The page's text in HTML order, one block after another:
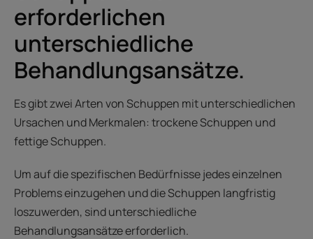
erforderlichen
unterschiedliche
Behandlungsansätze.
Es gibt zwei Arten von Schuppen mit unterschiedlichen
Ursachen und Merkmalen: trockene Schuppen und
fettige Schuppen.
Um auf die spezifischen Bedürfnisse jedes einzelnen
Problems einzugehen und die Schuppen langfristig
loszuwerden, sind unterschiedliche
Behandlungsansätze erforderlich.